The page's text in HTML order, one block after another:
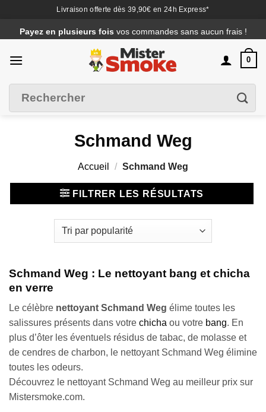
Livraison offerte dès 39,90€ en 24h Express*
au
contenu
Payez en plusieurs fois vos commandes sans aucun frais !
0
pour :
Schmand Weg
Accueil / Schmand Weg
FILTRER LES RÉSULTATS
Schmand Weg : Le nettoyant bang et chicha
en verre
Le célèbre nettoyant Schmand Weg élime toutes les
salissures présents dans votre chicha ou votre bang. En
plus d’ôter les éventuels résidus de tabac, de molasse et
de cendres de charbon, le nettoyant Schmand Weg élimine
toutes les odeurs.
Découvrez le nettoyant Schmand Weg au meilleur prix sur
Mistersmoke.com.